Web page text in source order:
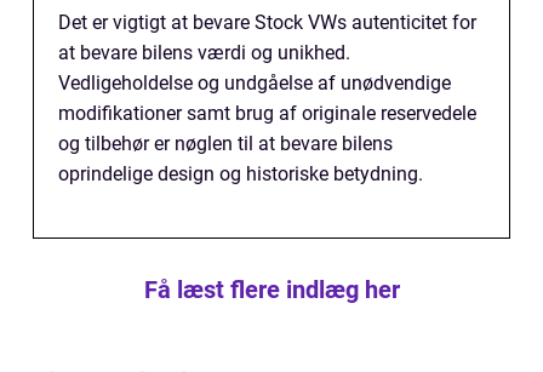
Det er vigtigt at bevare Stock VWs autenticitet for
at bevare bilens værdi og unikhed.
Vedligeholdelse og undgåelse af unødvendige
modifikationer samt brug af originale reservedele
og tilbehør er nøglen til at bevare bilens
oprindelige design og historiske betydning.
Få læst flere indlæg her